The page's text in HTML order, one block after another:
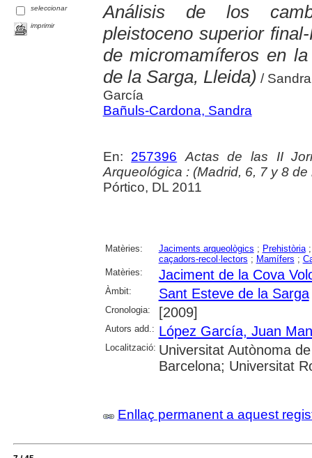
seleccionar
imprimir
Análisis de los
pleistoceno superior
de micromamíferos en
de la Sarga, Lleida) /
García
Bañuls-Cardona, Sandra
En: 257396
Actas de las II
Arqueológica : (Madrid, 6, 7 y 8
Pórtico, DL 2011
Matèries: Jaciments arqueològics ; Prehistòria
caçadors-recol·lectors ; Mamífers ;
Matèries:
Jaciment de la Cova
Àmbit: Sant Esteve de la Sarga
Cronologia: [2009]
Autors add.: López García, Juan
Localització: Universitat Autònoma
Barcelona; Universitat
Enllaç permanent a aquest